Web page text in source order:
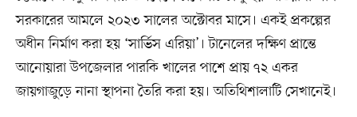
সরকারের আমলে ২০২৩ সালের অক্টোবর মাসে। একই প্রকল্পের
অধীন নির্মাণ করা হয় ‘সার্ভিস এরিয়া’। টানেলের দক্ষিণ প্রান্তে
আনোয়ারা উপজেলার পারকি খালের পাশে প্রায় ৭২ একর
জায়গাজুড়ে নানা স্থাপনা তৈরি করা হয়। অতিথিশালাটি সেখানেই।